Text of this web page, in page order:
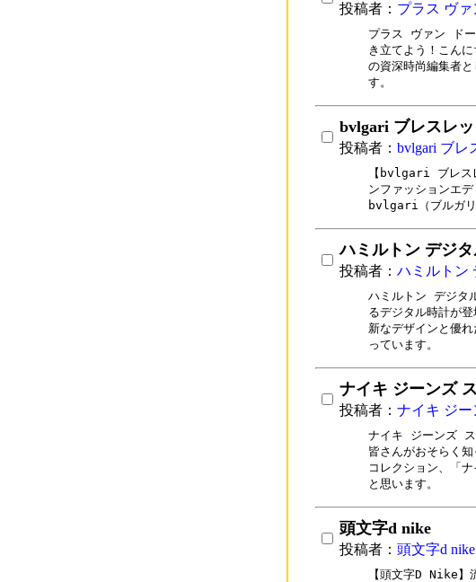
投稿者： プラス ヴ
プラス ヴァン ドー
き立てよう！こん
の資深時尚編集者
す。
bvlgari ブレスレッ
投稿者： bvlgari ブレ
【bvlgari ブレス
ンファッションエ
bvlgari（ブルガリ
ハミルトン デジ
投稿者： ハミルトン
ハミルトン デジタ
るデジタル時計が
新なデザインと優
っています。
ナイキ ジーンズ
投稿者： ナイキ ジ
ナイキ ジーンズ ス
皆さんがおそらく
コレクション、「
と思います。
頭文字d nike
投稿者： 頭文字d nike
【頭文字D Nike】